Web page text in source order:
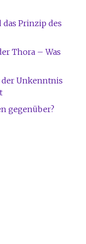
Prinzip des
Thora – Was
der Unkenntnis
gegenüber?